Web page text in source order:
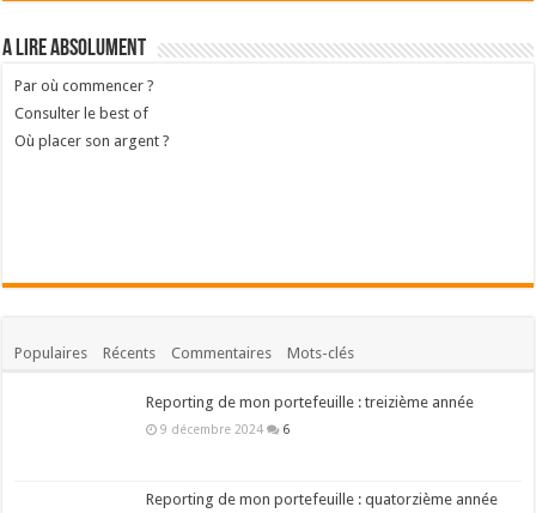
A lire absolument
Par où commencer ?
Consulter le best of
Où placer son argent ?
Populaires Récents Commentaires Mots-clés
Reporting de mon portefeuille : treizième année
9 décembre 2024 6
Reporting de mon portefeuille : quatorzième année